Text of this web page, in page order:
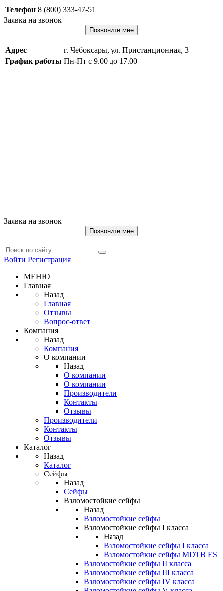
Телефон 8 (800) 333-47-51
Заявка на звонок
Позвоните мне
Адрес
г. Чебоксары, ул. Пристанционная, 3
График работы Пн-Пт с 9.00 до 17.00
Заявка на звонок
Позвоните мне
Войти Регистрация
МЕНЮ
Главная
Назад
Главная
Отзывы
Вопрос-ответ
Компания
Назад
Компания
О компании
Назад
О компании
О компании
Производители
Контакты
Отзывы
Производители
Контакты
Отзывы
Каталог
Назад
Каталог
Сейфы
Назад
Сейфы
Взломостойкие сейфы
Назад
Взломостойкие сейфы
Взломостойкие сейфы I класса
Назад
Взломостойкие сейфы I класса
Взломостойкие сейфы MDTB ES
Взломостойкие сейфы II класса
Взломостойкие сейфы III класса
Взломостойкие сейфы IV класса